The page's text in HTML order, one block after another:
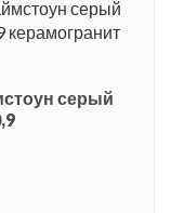
серый